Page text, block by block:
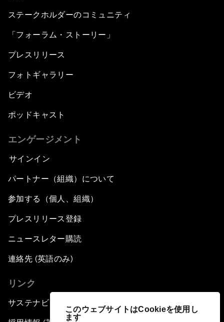
このウェブサイトはCookieを使用し
ます
ステークホルダーのコミュニティ
「フォーラム・ストーリー」
プレスリリース
フォトギャラリー
ビデオ
ポッドキャスト
エンゲージメント
サインイン
パートナー（組織）について
参加する（個人、組織）
プレスリリース登録
ニュースレター購読
連絡先 (英語のみ)
リンク
サステナビリティへの取り組み